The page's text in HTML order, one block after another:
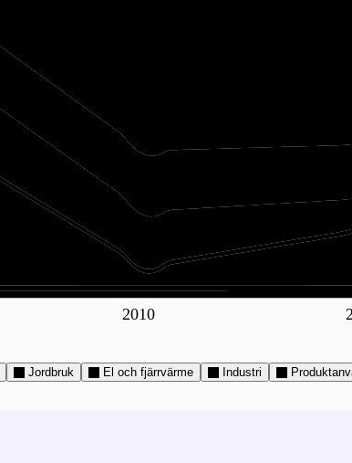
2010
Jordbruk El och fjärrvärme Industri